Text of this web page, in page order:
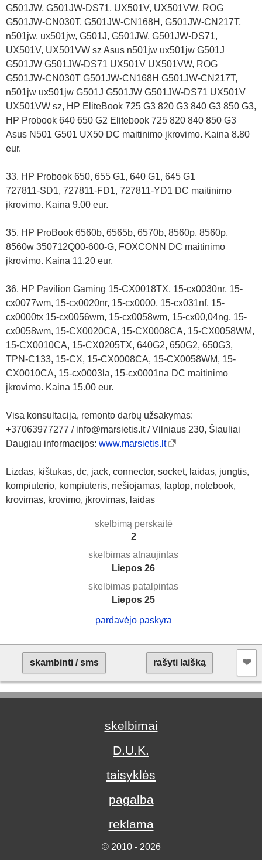
G501JW, G501JW-DS71, UX501V, UX501VW, ROG
G501JW-CN030T, G501JW-CN168H, G501JW-CN217T,
n501jw, ux501jw, G501J, G501JW, G501JW-DS71,
UX501V, UX501VW sz Asus n501jw ux501jw G501J
G501JW G501JW-DS71 UX501V UX501VW, ROG
G501JW-CN030T G501JW-CN168H G501JW-CN217T,
n501jw ux501jw G501J G501JW G501JW-DS71 UX501V
UX501VW sz, HP EliteBook 725 G3 820 G3 840 G3 850 G3,
HP Probook 640 650 G2 Elitebook 725 820 840 850 G3
Asus N501 G501 UX50 DC maitinimo įkrovimo. Kaina 8.80
eur.
33. HP Probook 650, 655 G1, 640 G1, 645 G1
727811-SD1, 727811-FD1, 727811-YD1 DC maitinimo
įkrovimo. Kaina 9.00 eur.
35. HP ProBook 6560b, 6565b, 6570b, 8560p, 8560p,
8560w 350712Q00-600-G, FOXCONN DC maitinimo
įkrovimo. Kaina 11.20 eur.
36. HP Pavilion Gaming 15-CX0018TX, 15-cx0030nr, 15-
cx0077wm, 15-cx0020nr, 15-cx0000, 15-cx031nf, 15-
cx0000tx 15-cx0056wm, 15-cx0058wm, 15-cx00,04ng, 15-
cx0058wm, 15-CX0020CA, 15-CX0008CA, 15-CX0058WM,
15-CX0010CA, 15-CX0205TX, 640G2, 650G2, 650G3,
TPN-C133, 15-CX, 15-CX0008CA, 15-CX0058WM, 15-
CX0010CA, 15-cx0003la, 15-cx0001na DC maitinimo
įkrovimo. Kaina 15.00 eur.
Visa konsultacija, remonto darbų užsakymas:
+37063977277 / info@marsietis.lt / Vilniaus 230, Šiauliai
Daugiau informacijos: www.marsietis.lt
Lizdas, kištukas, dc, jack, connector, socket, laidas, jungtis,
kompiuterio, kompiuteris, nešiojamas, laptop, notebook,
krovimas, krovimo, įkrovimas, laidas
skelbimą perskaitė
2
skelbimas atnaujintas
Liepos 26
skelbimas patalpintas
Liepos 25
pardavėjo paskyra
skambinti / sms rašyti laišką ❤︎
skelbimai
D.U.K.
taisyklės
pagalba
reklama
© 2010 - 2026